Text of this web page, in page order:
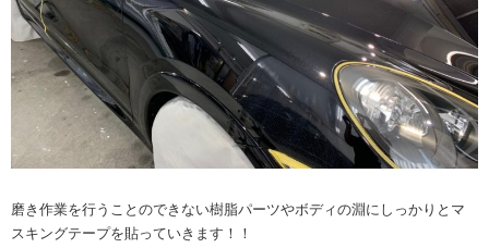
磨き作業を行うことのできない樹脂パーツやボディの淵にしっかりとマ
スキングテープを貼っていきます！！